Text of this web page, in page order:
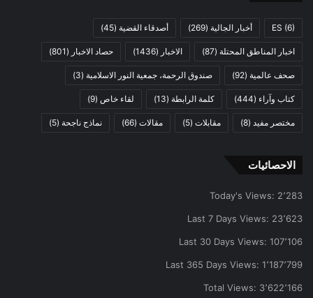
ES (6) أخبار الجالية (269) أصدقاء القضية (45)
اخبار المناطق المحتلة (87) الاخبار (1436) حصاد الاخبار (801)
صحف عالمية (92) صندوق الرحمة، جمعية النور الاسلامية (3)
كتاب وآراء (444) كلمة الرابطة (13) لقاء خاص (9)
مختصر مفيد (8) مقابلات (5) مقالات (66) نماذج ناجحة (5)
الاحصائيات
Today's Views: 2٬283
Last 7 Days Views: 23٬623
Last 30 Days Views: 107٬106
Last 365 Days Views: 1٬187٬799
Total Views: 3٬622٬166